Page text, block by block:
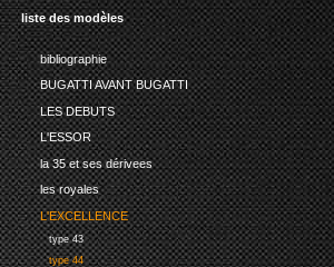
liste des modèles
bibliographie
BUGATTI AVANT BUGATTI
LES DEBUTS
L'ESSOR
la 35 et ses dérivees
les royales
L'EXCELLENCE
type 43
type 44